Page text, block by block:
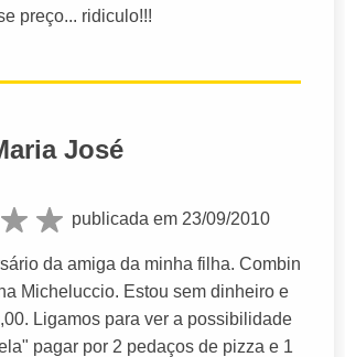
preço... ridiculo!!!
José
publicada em 23/09/2010
da amiga da minha filha. Combin
Micheluccio. Estou sem dinheiro e
Ligamos para ver a possibilidade
pagar por 2 pedaços de pizza e 1